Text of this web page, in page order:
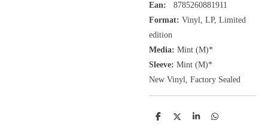
Ean: 8785260881911
Format: Vinyl, LP, Limited
edition
Media: Mint (M)*
Sleeve: Mint (M)*
New Vinyl, Factory Sealed
D
D
S
D